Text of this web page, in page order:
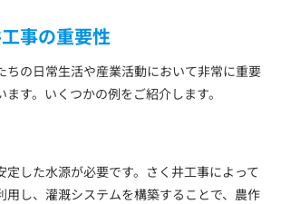
工事の重要性
ちの日常生活や産業活動において非常に重要
す。いくつかの例をご紹介します。
定した水源が必要です。さく井工事によって
用し、灌漑システムを構築することで、農作